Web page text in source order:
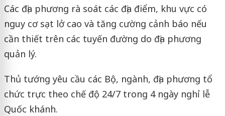
Các địa phương rà soát các địa điểm, khu vực có
nguy cơ sạt lở cao và tăng cường cảnh báo nếu
cần thiết trên các tuyến đường do địa phương
quản lý.
Thủ tướng yêu cầu các Bộ, ngành, địa phương tổ
chức trực theo chế độ 24/7 trong 4 ngày nghỉ lễ
Quốc khánh.